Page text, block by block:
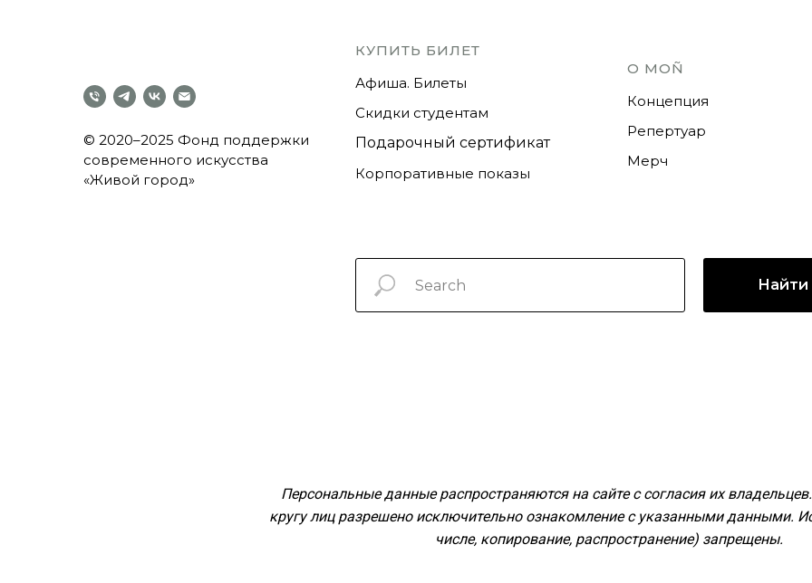
© 2020–2025 Фонд поддержки
современного искусства
«Живой город»
КУПИТЬ БИЛЕТ
Афиша. Билеты
Скидки студентам
Подарочный сертификат
Корпоративные показы
О MOÑ
Концепция
Репертуар
Мерч
Найти
Персональные данные распространяются на сайте с согласия их
кругу лиц разрешено исключительно ознакомление с указанными данными.
числе, копирование, распространение) запрещены.